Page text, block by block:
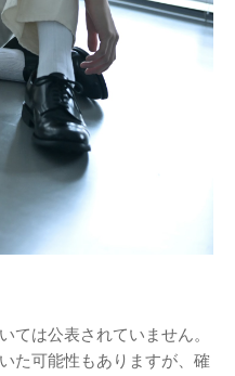
ては公表されていません。
た可能性もありますが、確